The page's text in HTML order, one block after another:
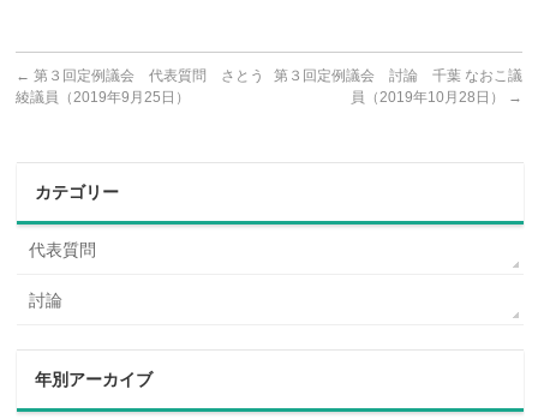
← 第３回定例議会 代表質問 さとう
綾議員（2019年9月25日）
第３回定例議会 討論 千葉 なおこ議
員（2019年10月28日）
→
カテゴリー
代表質問
討論
年別アーカイブ